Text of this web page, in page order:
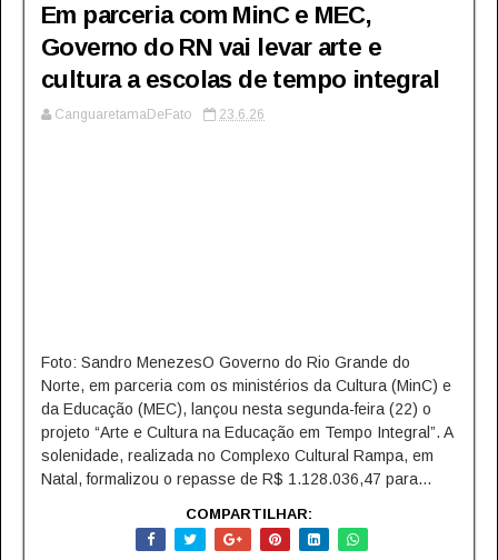
Em parceria com MinC e MEC,
Governo do RN vai levar arte e
cultura a escolas de tempo integral
CanguaretamaDeFato 23.6.26
Foto: Sandro MenezesO Governo do Rio Grande do
Norte, em parceria com os ministérios da Cultura (MinC) e
da Educação (MEC), lançou nesta segunda-feira (22) o
projeto “Arte e Cultura na Educação em Tempo Integral”. A
solenidade, realizada no Complexo Cultural Rampa, em
Natal, formalizou o repasse de R$ 1.128.036,47 para...
COMPARTILHAR: